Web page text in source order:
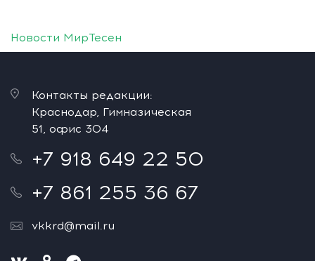
Новости МирТесен
Контакты редакции:
Краснодар, Гимназическая
51, офис 304
+7 918 649 22 50
+7 861 255 36 67
vkkrd@mail.ru